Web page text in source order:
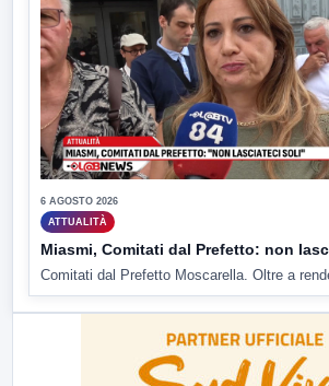
6 AGOSTO 2026
ATTUALITÀ
Miasmi, Comitati dal Prefetto: non
Comitati dal Prefetto Moscarella. Oltre a